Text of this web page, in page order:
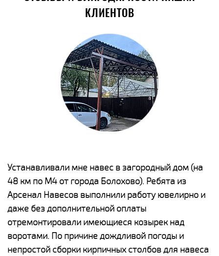
КЛИЕНТОВ
Устанавливали мне навес в загородный дом (на
48 км по М4 от города Болохово). Ребята из
Арсенал Навесов выполнили работу ювелирно и
даже без дополнительной оплаты
отремонтировали имеющиеся козырек над
воротами. По причине дождливой погоды и
непростой сборки кирпичных столбов для навеса